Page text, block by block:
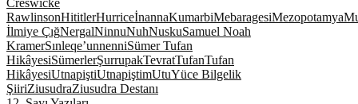
Creswicke
RawlinsonHititlerHurriceİnannaKumarbiMebaragesiMezopotamya
İlmiye ÇığNergalNinnuNuhNuskuSamuel Noah
KramerSınleqe’unnenniSümer Tufan
HikâyesiSümerlerŞurrupakTevratTufanTufan
HikâyesiUtnapiştiUtnapiştimUtuYüce Bilgelik
ŞiiriZiusudraZiusudra Destanı